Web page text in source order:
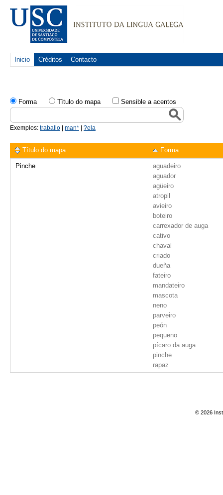
Inicio Créditos Contacto
Forma Tïtulo do mapa Sensible a acentos
Exemplos: traballo man* ?ela
Título do mapa Forma
Pinche
aguadeiro
aguador
agüeiro
atropil
avieiro
boteiro
carrexador de auga
cativo
chaval
criado
dueña
fateiro
mandateiro
mascota
neno
parveiro
peón
pequeno
pícaro da auga
pinche
rapaz
recadeiro
© 2026